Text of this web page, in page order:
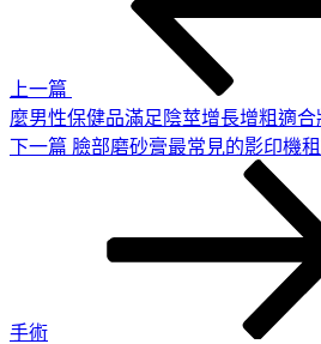
上一篇
麼男性保健品滿足陰莖增長增粗適合
下
下一篇 臉部磨砂膏最常見的影印機
手術